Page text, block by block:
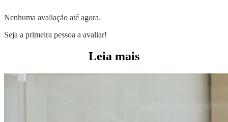
Nenhuma avaliação até agora.
Seja a primeira pessoa a avaliar!
Leia mais